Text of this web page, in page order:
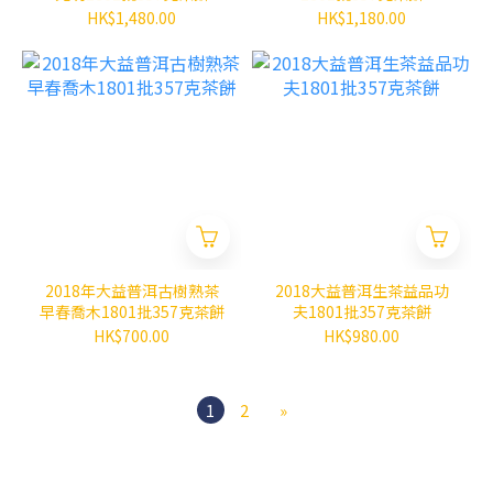
HK$1,480.00
HK$1,180.00
2018年大益普洱古樹熟茶
早春喬木1801批357克茶餅
HK$700.00
2018大益普洱生茶益品功
夫1801批357克茶餅
HK$980.00
1 2 »